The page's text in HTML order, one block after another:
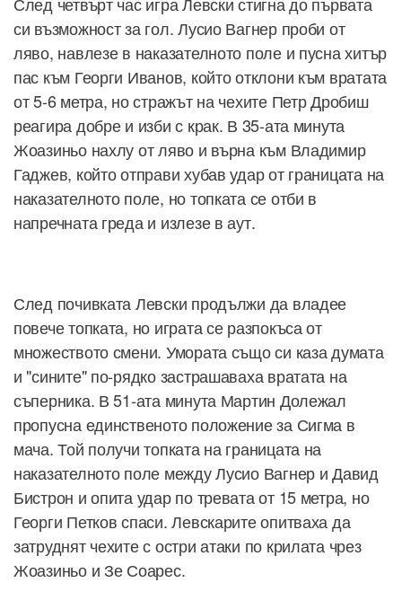
си възможност за гол. Лусио Вагнер проби от
ляво, навлезе в наказателното поле и пусна хитър
пас към Георги Иванов, който отклони към вратата
от 5-6 метра, но стражът на чехите Петр Дробиш
реагира добре и изби с крак. В 35-ата минута
Жоазиньо нахлу от ляво и върна към Владимир
Гаджев, който отправи хубав удар от границата на
наказателното поле, но топката се отби в
напречната греда и излезе в аут.
След почивката Левски продължи да владее
повече топката, но играта се разпокъса от
множеството смени. Умората също си каза думата
и "сините" по-рядко застрашаваха вратата на
съперника. В 51-ата минута Мартин Долежал
пропусна единственото положение за Сигма в
мача. Той получи топката на границата на
наказателното поле между Лусио Вагнер и Давид
Бистрон и опита удар по тревата от 15 метра, но
Георги Петков спаси. Левскарите опитваха да
затруднят чехите с остри атаки по крилата чрез
Жоазиньо и Зе Соарес.